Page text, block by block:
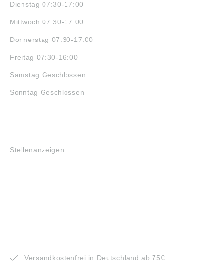
Dienstag 07:30-17:00
Mittwoch 07:30-17:00
Donnerstag 07:30-17:00
Freitag 07:30-16:00
Samstag Geschlossen
Sonntag Geschlossen
Stellenanzeigen
Versandkostenfrei in Deutschland ab 75€